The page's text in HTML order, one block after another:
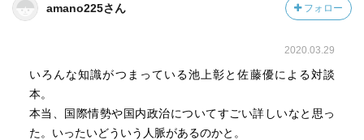
その場で殺してしまっても問題にならない。
二階氏の近くにいる人に「二階さんはどんな人？」と聞い
「理論とか理屈とかと全くかけ離れた人です」と言ってい
北朝鮮は、人々の教育水準も高く、今後カジノなどによっ
そうなれば、北朝鮮は非常に魅力的な市場となる。
北朝鮮に対して、日本の存在感を見せていくことが大切に
なっている。
amano225さん フォロー
2020.03.29
いろんな知識がつまっている池上彰と佐藤優による対談
本。
本当、国際情勢や国内政治についてすごい詳しいなと思っ
た。いったいどういう人脈があるのかと。